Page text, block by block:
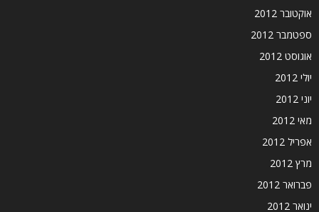
אוקטובר 2012
ספטמבר 2012
אוגוסט 2012
יולי 2012
יוני 2012
מאי 2012
אפריל 2012
מרץ 2012
פברואר 2012
ינואר 2012